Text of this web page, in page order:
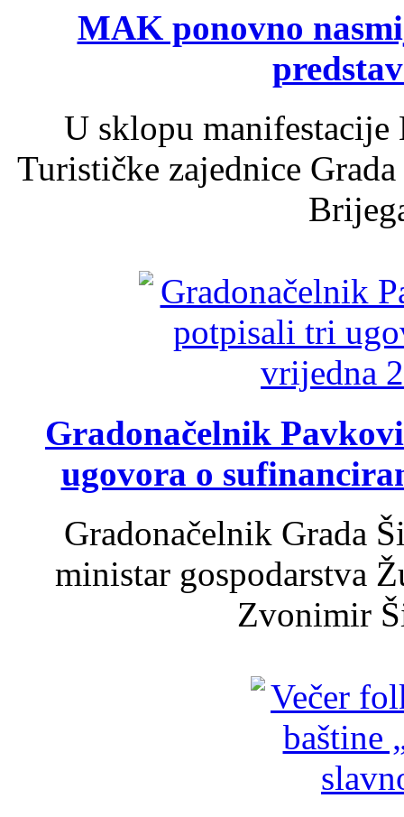
MAK ponovno
U sklopu
Turističke zajednice
Gradonačelnik
ugovora o
Gradonačelnik Grada
ministar gospodarstva
Zvonimir